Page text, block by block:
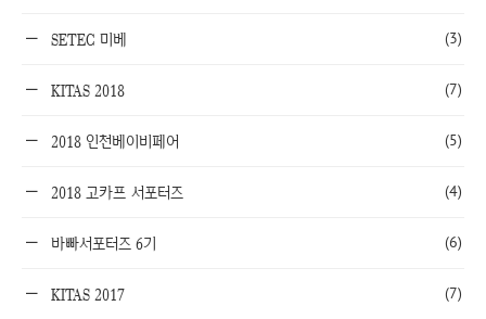
SETEC 미베 (3)
KITAS 2018 (7)
2018 인천베이비페어 (5)
2018 고카프 서포터즈 (4)
바빠서포터즈 6기 (6)
KITAS 2017 (7)